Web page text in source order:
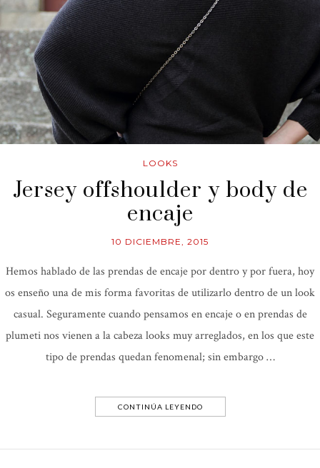
LOOKS
Jersey offshoulder y body de
encaje
10 DICIEMBRE, 2015
Hemos hablado de las prendas de encaje por dentro y por fuera, hoy
os enseño una de mis forma favoritas de utilizarlo dentro de un look
casual. Seguramente cuando pensamos en encaje o en prendas de
plumeti nos vienen a la cabeza looks muy arreglados, en los que este
tipo de prendas quedan fenomenal; sin embargo …
CONTINÚA LEYENDO